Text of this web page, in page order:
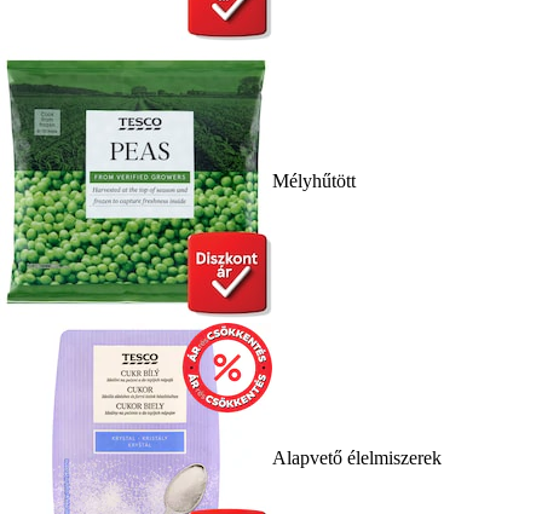
Mélyhűtött
Alapvető élelmiszerek